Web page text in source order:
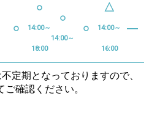
定期となっておりますので、
ご確認ください。
○
○
14:00～
18:00
○
14:00～
○
△
14:00～
16:00
―